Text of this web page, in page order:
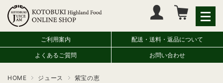
マイページへログイン
カートをみる
ご利用案内 配送・送料・返品について
よくあるご質問 お問い合わせ
HOME ジュース 紫宝の恵